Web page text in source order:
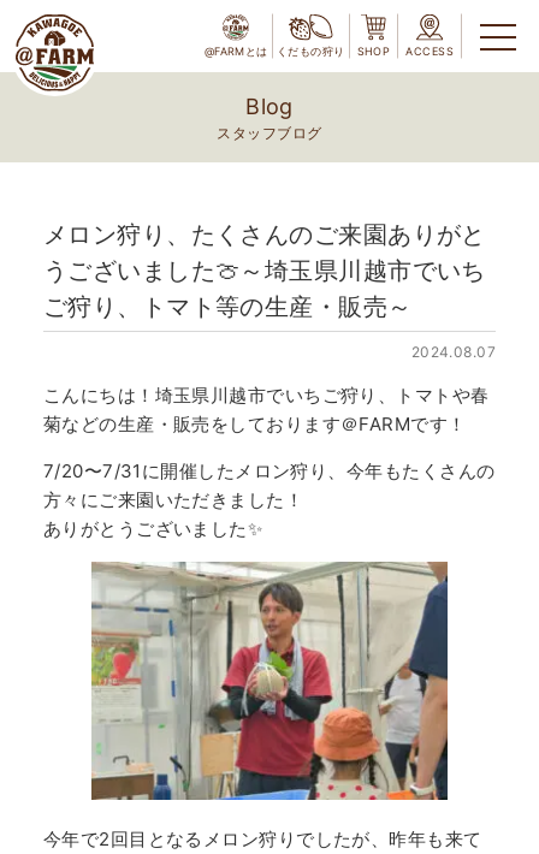
@FARMとは くだもの狩り SHOP ACCESS
Blog
スタッフブログ
メロン狩り、たくさんのご来園ありがと
うございました🍈～埼玉県川越市でいち
ご狩り、トマト等の生産・販売～
2024.08.07
こんにちは！埼玉県川越市でいちご狩り、トマトや春
菊などの生産・販売をしております＠FARMです！
7/20〜7/31に開催したメロン狩り、今年もたくさんの
方々にご来園いただきました！
ありがとうございました✨
今年で2回目となるメロン狩りでしたが、昨年も来て